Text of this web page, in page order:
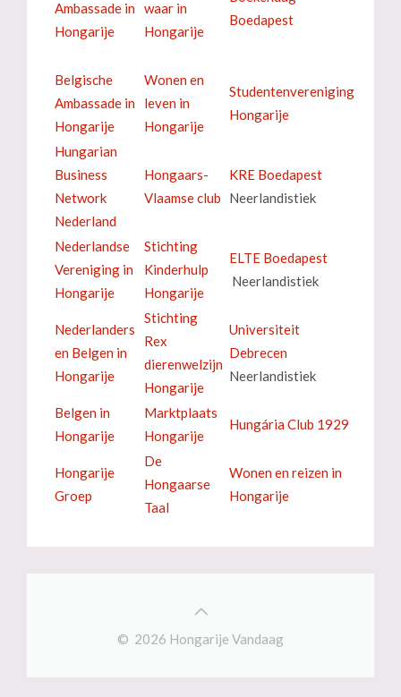
Ambassade in
Hongarije
waar in
Hongarije
Boedapest
Belgische
Ambassade in
Hongarije
Wonen en
leven in
Hongarije
Studentenvereniging
Hongarije
Hungarian
Business
Network
Nederland
Hongaars-
Vlaamse club
KRE Boedapest
Neerlandistiek
Nederlandse
Vereniging in
Hongarije
Stichting
Kinderhulp
Hongarije
ELTE Boedapest
Neerlandistiek
Nederlanders
en Belgen in
Hongarije
Stichting
Rex
dierenwelzijn
Hongarije
Universiteit
Debrecen
Neerlandistiek
Belgen in
Hongarije
Marktplaats
Hongarije
Hungária Club 1929
Hongarije
Groep
De
Hongaarse
Taal
Wonen en reizen in
Hongarije
© 2026 Hongarije Vandaag